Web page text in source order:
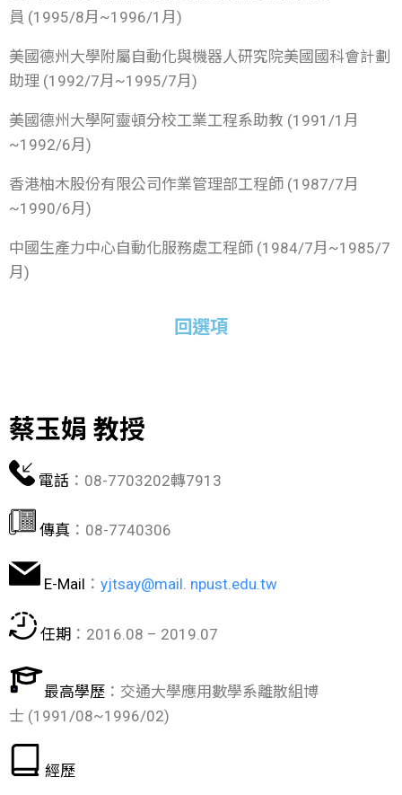
員 (1995/8月~1996/1月)
美國德州大學附屬自動化與機器人研究院美國國科會計劃
助理 (1992/7月~1995/7月)
美國德州大學阿靈頓分校工業工程系助教 (1991/1月
~1992/6月)
香港柚木股份有限公司作業管理部工程師 (1987/7月
~1990/6月)
中國生產力中心自動化服務處工程師 (1984/7月~1985/7
月)
回選項
蔡玉娟 教授
電話 ：08-7703202轉7913
傳真 ：08-7740306
E-Mail ： yjtsay@mail. npust.edu.tw
任期 ：2016.08 – 2019.07
最高學歷 ：交通大學應用數學系離散組博
士 (1991/08~1996/02)
經歷